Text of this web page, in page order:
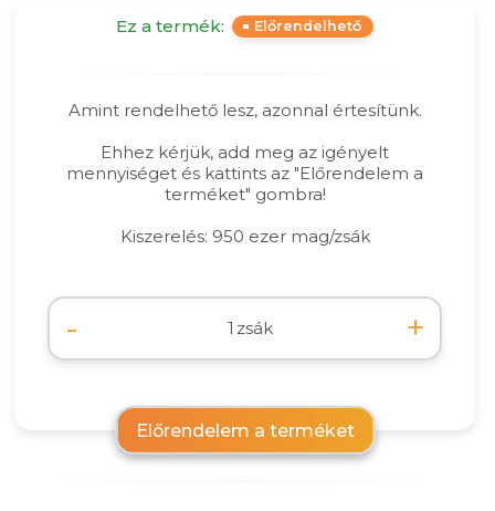
Ez a termék: Előrendelhető
Amint rendelhető lesz, azonnal értesítünk.
Ehhez kérjük, add meg az igényelt
mennyiséget és kattints az "Előrendelem a
terméket" gombra!
Kiszerelés: 950 ezer mag/zsák
- zsák +
Előrendelem a terméket